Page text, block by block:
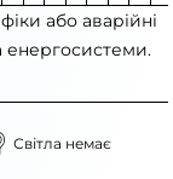
або аварійні
енергосистеми.
Світла немає